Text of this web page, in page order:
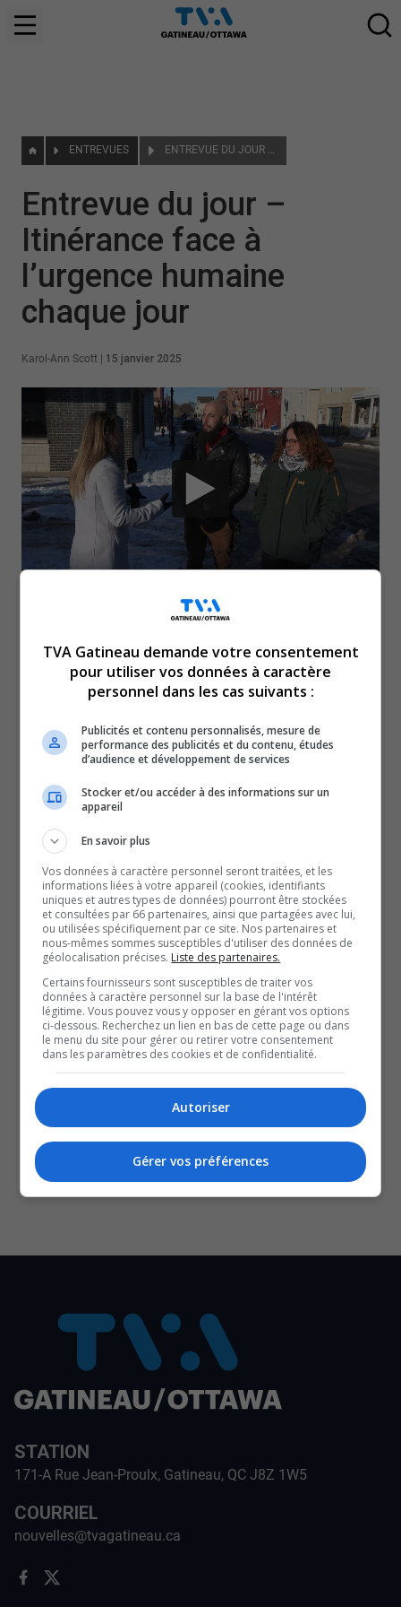
ENTREVUES ENTREVUE DU JOUR – ITINÉRANCE FACE À L’URGENCE HUMAINE CHAQUE JOUR
Entrevue du jour –
Itinérance face à
l’urgence humaine
chaque jour
Karol-Ann Scott 15 janvier 2025
Malgré des initiatives comme le Village Transition,
l’itinérance demeure une crise alarmante à Gatineau
et dans l’Outaouais. Des campements de fortune
apparaissent dans toutes les régions, de
Buckingham à Maniwaki. Les intervenants réclament
un engagement politique ferme pour créer du
besoins variés des personnes vulnérables,
travailleurs de rue, en première ligne, soulignent
l’insuffisance des ressources disponibles et plaident
pour des services mobiles et accessibles. Avec une
aide sociale à moins de 900 $ par mois, se loger est
devenu impossible pour beaucoup. Épuisés par des
défis quotidiens et un manque de solutions
concrètes, ces intervenants lancent un cri du cœur
pour des actions immédiates et durables. Cette
crise exige une réponse coordonnée avant qu’elle
ne s’aggrave davantage.
SOUTENIR NOS MÉDIAS, C’EST PROTÉGER NOTRE
CULTURE ET NOTRE ÉCONOMIE
STATION
171-A Rue Jean-Proulx, Gatineau, QC J8Z 1W5
COURRIEL
nouvelles@tvagatineau.ca
TVA Gatineau demande votre consentement
pour utiliser vos données à caractère
personnel dans les cas suivants :
Publicités et contenu personnalisés, mesure de
performance des publicités et du contenu, études
d’audience et développement de services
Stocker et/ou accéder à des informations sur un
appareil
En savoir plus
Vos données à caractère personnel seront traitées, et les
informations liées à votre appareil (cookies, identifiants
uniques et autres types de données) pourront être stockées
et consultées par 66 partenaires, ainsi que partagées avec lui,
ou utilisées spécifiquement par ce site. Nos partenaires et
nous-mêmes sommes susceptibles d'utiliser des données de
géolocalisation précises. Liste des partenaires.
Certains fournisseurs sont susceptibles de traiter vos
données à caractère personnel sur la base de l'intérêt
légitime. Vous pouvez vous y opposer en gérant vos options
ci-dessous. Recherchez un lien en bas de cette page ou dans
le menu du site pour gérer ou retirer votre consentement
dans les paramètres des cookies et de confidentialité.
Autoriser
Gérer vos préférences